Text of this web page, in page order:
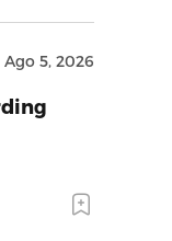
Ago 5, 2026